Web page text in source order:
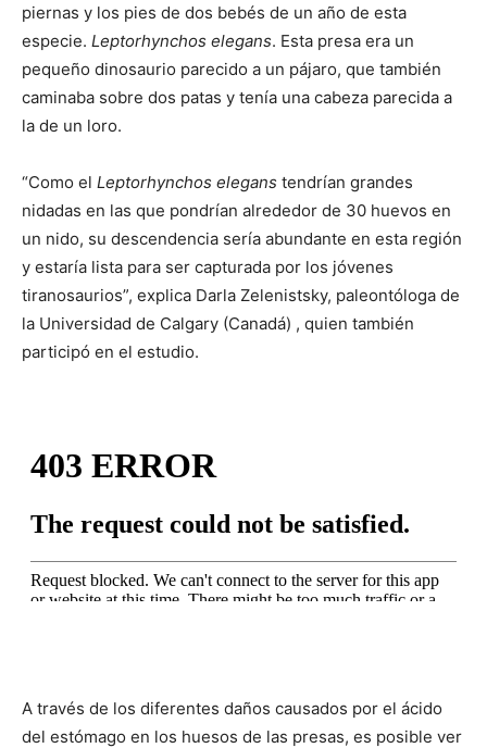
piernas y los pies de dos bebés de un año de esta
especie. Leptorhynchos elegans. Esta presa era un
pequeño dinosaurio parecido a un pájaro, que también
caminaba sobre dos patas y tenía una cabeza parecida a
la de un loro.
“Como el Leptorhynchos elegans tendrían grandes
nidadas en las que pondrían alrededor de 30 huevos en
un nido, su descendencia sería abundante en esta región
y estaría lista para ser capturada por los jóvenes
tiranosaurios”, explica Darla Zelenistsky, paleontóloga de
la Universidad de Calgary (Canadá) , quien también
participó en el estudio.
A través de los diferentes daños causados ​​por el ácido
del estómago en los huesos de las presas, es posible ver